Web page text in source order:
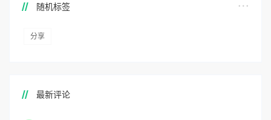
随机标签
分享
最新评论